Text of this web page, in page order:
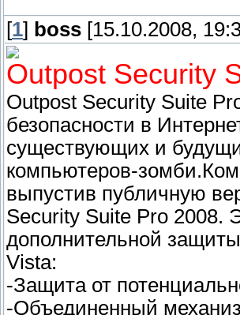
[1] boss [15.10.2008,
Outpost Security
Outpost Security Suite
безопасности в
существующих и
компьютеров-
выпустив публичную
Security Suite Pro 2008.
дополнительной
Vista:
-Защита от
-Объединенный